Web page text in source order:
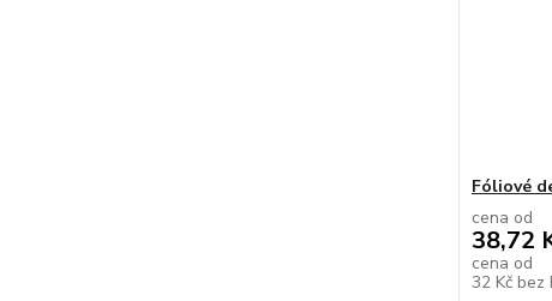
Fóliové
cena od
38,72
cena od
32 Kč bez